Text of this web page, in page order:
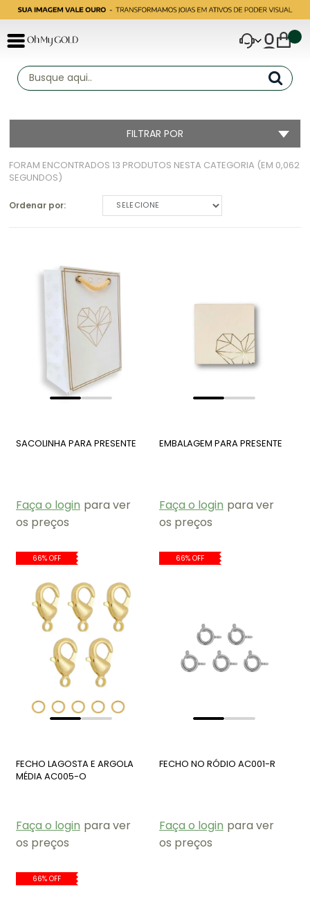
FILTRAR POR
FORAM ENCONTRADOS13 PRODUTOS NESTA CATEGORIA (EM 0,062
SEGUNDOS)
Ordenar por: SELECIONE
SACOLINHA PARA PRESENTE
Faça o login para ver
os preços
EMBALAGEM PARA PRESENTE
Faça o login para ver
os preços
66% OFF
FECHO LAGOSTA E ARGOLA
MÉDIA AC005-O
Faça o login para ver
os preços
66% OFF
FECHO NO RÓDIO AC001-R
Faça o login para ver
os preços
66% OFF